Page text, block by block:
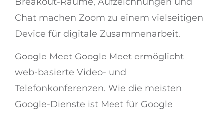
Chat machen Zoom zu einem vielseitigen
Device für digitale Zusammenarbeit.
Google Meet Google Meet ermöglicht
web-basierte Video- und
Telefonkonferenzen. Wie die meisten
Google-Dienste ist Meet für Google